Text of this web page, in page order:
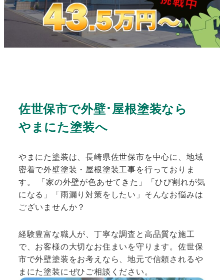
佐世保市で外壁･屋根塗装なら
やまにた塗装へ
やまにた塗装は、長崎県佐世保市を中心に、地域
密着で外壁塗装・屋根塗装工事を行っておりま
す。 「家の外壁が色あせてきた」「ひび割れが気
になる」「雨漏り対策をしたい」そんなお悩みは
ございませんか？
経験豊富な職人が、丁寧な調査と高品質な施工
で、お客様の大切なお住まいを守ります。佐世保
市で外壁塗装をお考えなら、地元で信頼されるや
まにた塗装にぜひご相談ください。